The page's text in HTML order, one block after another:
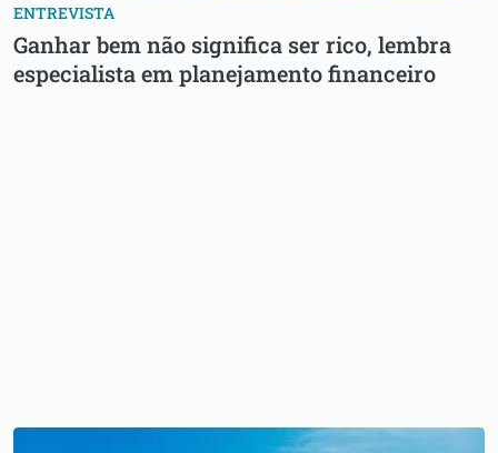
ENTREVISTA
Ganhar bem não significa ser rico, lembra
especialista em planejamento financeiro